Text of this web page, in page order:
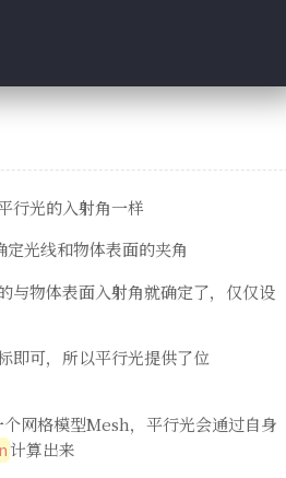
行光的入射角一样
定光线和物体表面的夹角
与物体表面入射角就确定了，仅仅设
即可，所以平行光提供了位
网格模型Mesh，平行光会通过自身
计算出来